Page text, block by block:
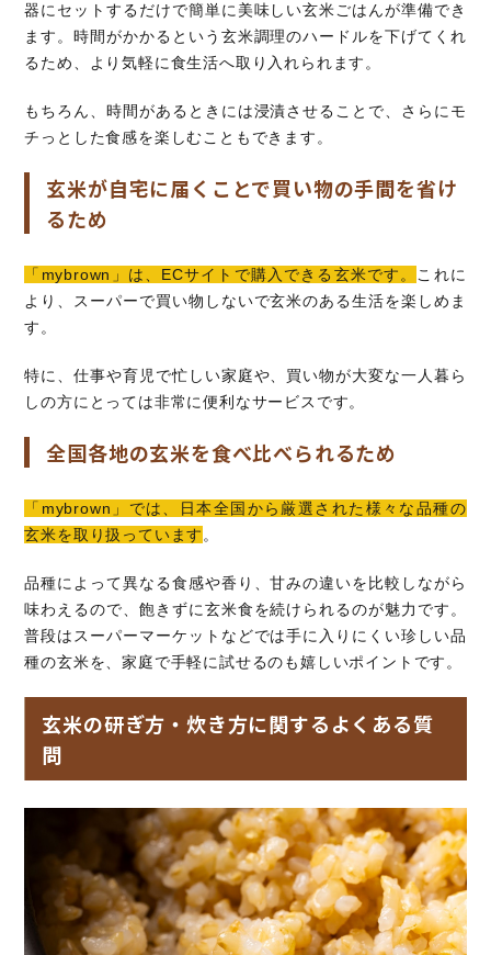
器にセットするだけで簡単に美味しい玄米ごはんが準備でき
ます。時間がかかるという玄米調理のハードルを下げてくれ
るため、より気軽に食生活へ取り入れられます。
もちろん、時間があるときには浸漬させることで、さらにモ
チっとした食感を楽しむこともできます。
玄米が自宅に届くことで買い物の手間を省け
るため
「mybrown」は、ECサイトで購入できる玄米です。 これに
より、スーパーで買い物しないで玄米のある生活を楽しめま
す。
特に、仕事や育児で忙しい家庭や、買い物が大変な一人暮ら
しの方にとっては非常に便利なサービスです。
全国各地の玄米を食べ比べられるため
「mybrown」では、日本全国から厳選された様々な品種の
玄米を取り扱っています。
品種によって異なる食感や香り、甘みの違いを比較しながら
味わえるので、飽きずに玄米食を続けられるのが魅力です。
普段はスーパーマーケットなどでは手に入りにくい珍しい品
種の玄米を、家庭で手軽に試せるのも嬉しいポイントです。
玄米の研ぎ方・炊き方に関するよくある質
問